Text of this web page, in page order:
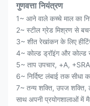
गुणवत्ता नियंत्रण
1~ आने वाले कच्चे माल का
2~ स्टील ग्रेड मिश्रण से
3~ शीत रेखांकन के लिए
4~ कोल्ड ड्रॉइंग और कोल्ड
5~ ताप उपचार, +A,
6~ निर्दिष्ट लंबाई तक सीधा
7~ तन्य शक्ति, उपज शक्ति,
साथ अपनी प्रयोगशालाओं में